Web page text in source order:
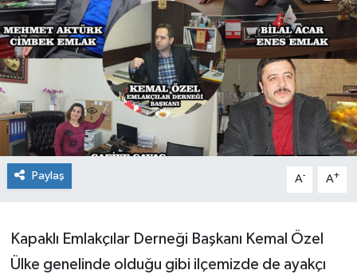
Paylaş A- A+
Kapaklı Emlakçılar Derneği Başkanı Kemal Özel
Ülke genelinde olduğu gibi ilçemizde de ayakçı
Ekonomi
Teknoloji
Yaşam